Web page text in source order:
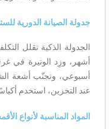
جدولة الصيانة الدورية
أشهر، وزِد الوتيرة في
أسبوعي، وتجنّب أشعة
عند التخزين، استخدم
المواد المناسبة لأنواع